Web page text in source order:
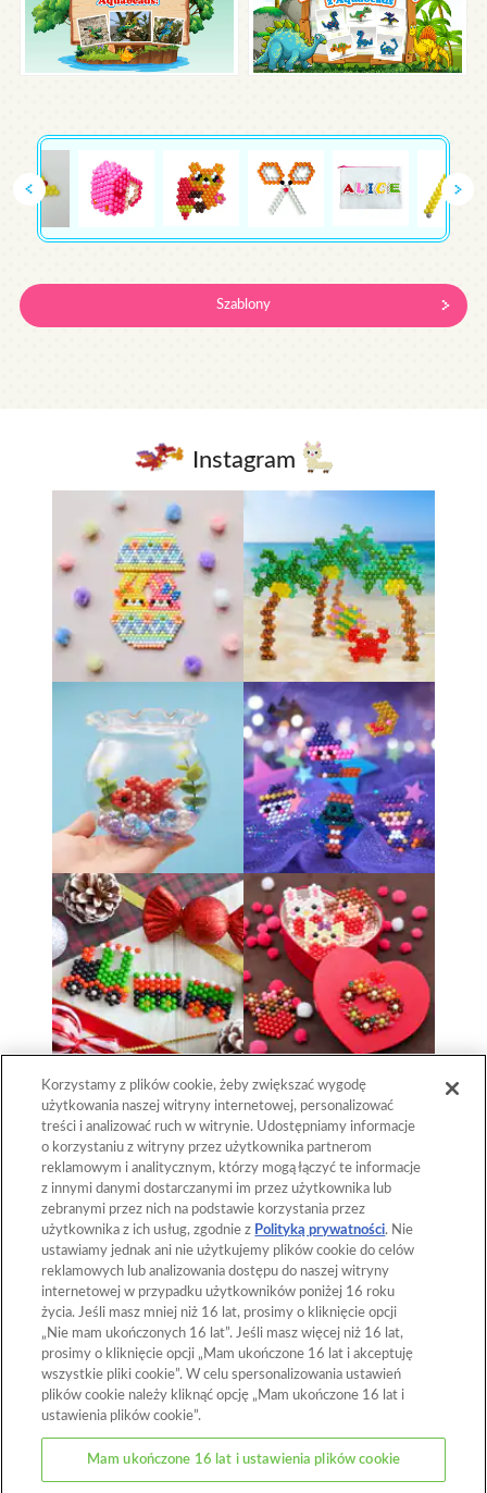
Szablony
Instagram
Powrót do góry
Strona główna Katalog
Szablony Co to są Aquabeads?
Dla rodziców
Gdzie kupić
Informacje o tej witrynie
Zasady ochrony prywatności
Korzystamy z plików cookie, żeby zwiększać wygodę
użytkowania naszej witryny internetowej, personalizować
treści i analizować ruch w witrynie. Udostępniamy informacje
o korzystaniu z witryny przez użytkownika partnerom
reklamowym i analitycznym, którzy mogą łączyć te informacje
z innymi danymi dostarczanymi im przez użytkownika lub
zebranymi przez nich na podstawie korzystania przez
użytkownika z ich usług, zgodnie z Polityką prywatności. Nie
ustawiamy jednak ani nie użytkujemy plików cookie do celów
reklamowych lub analizowania dostępu do naszej witryny
internetowej w przypadku użytkowników poniżej 16 roku
życia. Jeśli masz mniej niż 16 lat, prosimy o kliknięcie opcji
„Nie mam ukończonych 16 lat”. Jeśli masz więcej niż 16 lat,
prosimy o kliknięcie opcji „Mam ukończone 16 lat i akceptuję
wszystkie pliki cookie”. W celu spersonalizowania ustawień
plików cookie należy kliknąć opcję „Mam ukończone 16 lat i
ustawienia plików cookie”.
Mam ukończone 16 lat i ustawienia plików cookie